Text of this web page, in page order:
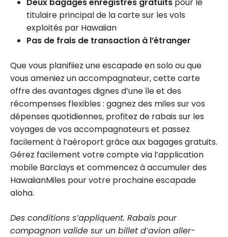
titulaire principal de la carte sur les vols
exploités par Hawaiian
Pas de frais de transaction à l’étranger
Que vous planifiiez une escapade en solo ou que
vous ameniez un accompagnateur, cette carte
offre des avantages dignes d’une île et des
récompenses flexibles : gagnez des miles sur vos
dépenses quotidiennes, profitez de rabais sur les
voyages de vos accompagnateurs et passez
facilement à l’aéroport grâce aux bagages gratuits.
Gérez facilement votre compte via l’application
mobile Barclays et commencez à accumuler des
HawaiianMiles pour votre prochaine escapade
aloha.
Des conditions s’appliquent. Rabais pour
compagnon valide sur un billet d’avion aller-